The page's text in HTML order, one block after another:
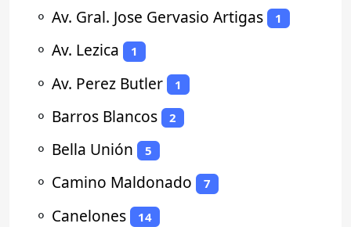
⚬ Av. Gral. Jose Gervasio Artigas 1
⚬ Av. Lezica 1
⚬ Av. Perez Butler 1
⚬ Barros Blancos 2
⚬ Bella Unión 5
⚬ Camino Maldonado 7
⚬ Canelones 14